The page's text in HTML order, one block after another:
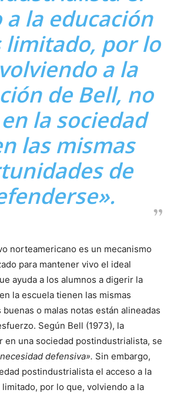
a la educación
limitado, por lo
a la
de Bell, no
la sociedad
las mismas
de
norteamericano es un mecanismo
para mantener vivo el ideal
ayuda a los alumnos a digerir la
la escuela tienen las mismas
o malas notas están alineadas
Según Bell (1973), la
en una sociedad postindustrialista, se
defensiva». Sin embargo,
postindustrialista el acceso a la
por lo que, volviendo a la